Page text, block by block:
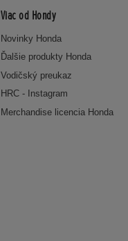
Viac od Hondy
Novinky Honda
Ďalšie produkty Honda
Vodičský preukaz
HRC - Instagram
Merchandise licencia Honda